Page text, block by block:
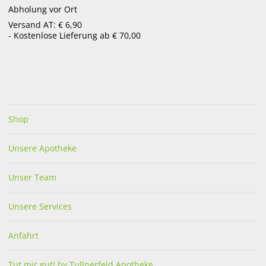
Unser Apotheken Team unterstützt Sie gerne bei
Abholung vor Ort
Versand AT: € 6,90
- Kostenlose Lieferung ab € 70,00
Shop
Unsere Apotheke
Unser Team
Unsere Services
Anfahrt